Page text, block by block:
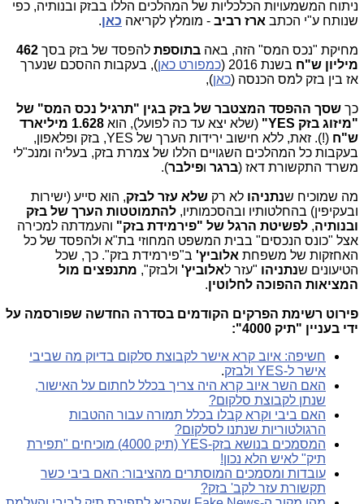
ניתוח המשמעויות הכלכליות של המהלכים הללו בבזק ובנותיה, כפי
שנותח ע"י הכתב ארז רביב - מומלץ לקריאה כאן.
מחיקת "נכס המס" הזה, באה בתוספת להפסד של בזק בסך 462
מיליון ש"ח בשנת 2016 ( כמפורט כאן), בעקבות ההסכם שנערך
אז בין בזק למס הכנסה (כאן),
כך שסך ההפסד המצטבר של בזק בגין "תרגיל נכס המס" של
"מיזוג בזק YES"
(שלא יצא עד כה לפועל), הוא
1.628 מיליארד
ש"ח
(!). זאת, ללא חישוב ירידות הערך של YES, בזק ופלאפון,
בעקבות כל המהלכים השגויים הללו של צמרת בזק, בעליה ומנכ"לי
משרד התקשורת דאז (ברגר ופילבר).
מה שמוכיח שנתניהו לא רק שלא עזר לבזק, הוא סייע (ישירות
ובעקיפין) בהחלטותיו ובהסכמותיו, להתמוטטות הערך של בזק
ובנותיה, לפשיטת הרגל של "פירמידת בזק" והעמדתה למכירה
אצל "כונס הנכסים" בבית המשפט המחוזי בת"א ולהפסד של כל
האחזקות של משפחת אלוביץ' ב"פירמידת בזק". כך, שכל
הטיעונים שנתניהו "עזר לאלוביץ' ולבזק", מתנפצים מול
המציאות ההפוכה לחלוטין.
פירוט רשימת הפרקים הקודמים בסדרה החדשה שפורסמה על
ידי בעניין "תיק 4000":
חשיפה: איוב קרא אישר לקבוצת סלקום בדיוק מה שביבי
אישר ל-YES ולבזק
.
האם השר איוב קרא היה צריך בכלל לחתום על האישור,
שנתן לקבוצת סלקום?
האם ביבי וקרא קבלו בכלל תמורה עבור ההטבות
הרגולטוריות שנתנו לסלקום?
המסמכים בנושא בזק-YES (תיק 4000) מוכיחים "תפירת
תיק" לאיש הלא נכון!
עובדות ומסמכים המוסתרים מהציבור: האם ביבי כשר
תקשורת עזר לקב' בזק?